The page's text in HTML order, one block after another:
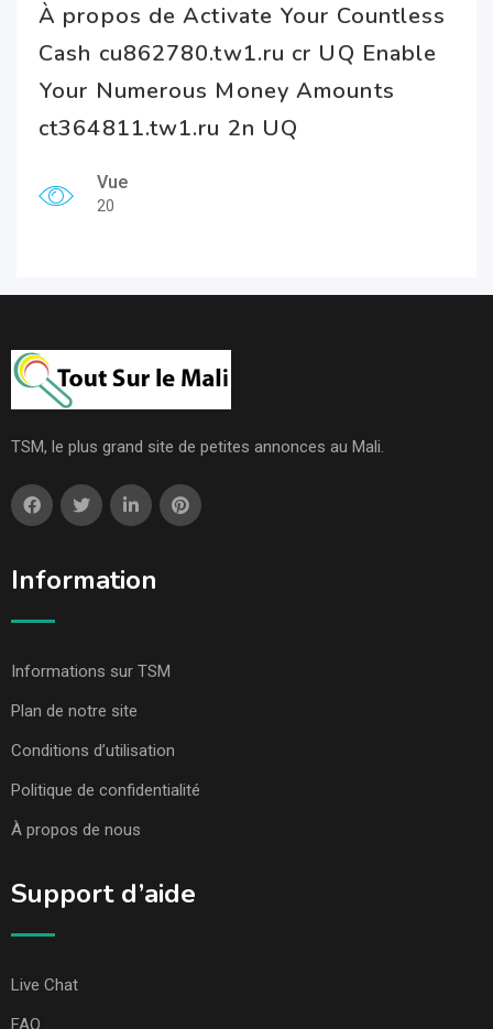
À propos de Activate Your Countless
Cash cu862780.tw1.ru cr UQ Enable
Your Numerous Money Amounts
ct364811.tw1.ru 2n UQ
Vue
20
TSM, le plus grand site de petites annonces au Mali.
Information
Informations sur TSM
Plan de notre site
Conditions d’utilisation
Politique de confidentialité
À propos de nous
Support d’aide
Live Chat
FAQ